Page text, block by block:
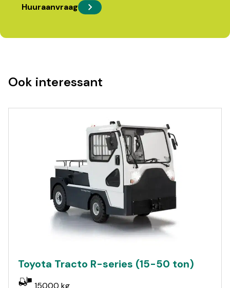
Huuraanvraag
Ook interessant
Toyota Tracto R-series (15-50 ton)
15000 kg